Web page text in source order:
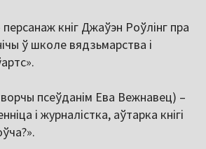
кніг Джаўэн Роўлінг пра
ў школе вядзьмарства і
псеўданім Ева Вежнавец) –
і журналістка, аўтарка кнігі